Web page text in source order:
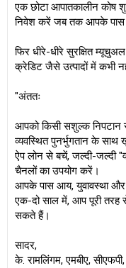
एक छोटा आपातकालीन
निवेश करें जब तक आपके पास
फिर धीरे-धीरे सुरक्षित
क्रेडिट जैसे उत्पादों में कभी
"अंततः
आपको किसी सशुल्क निपटान
व्यवस्थित पुनर्भुगतान के
ऐप लोन से बचें, जल्दी-
चैनलों का उपयोग करें।
आपके पास आय, युवावस्था
एक-दो साल में, आप पूरी तरह
सकते हैं।
सादर,
के. रामलिंगम, एमबीए, सीएफपी,